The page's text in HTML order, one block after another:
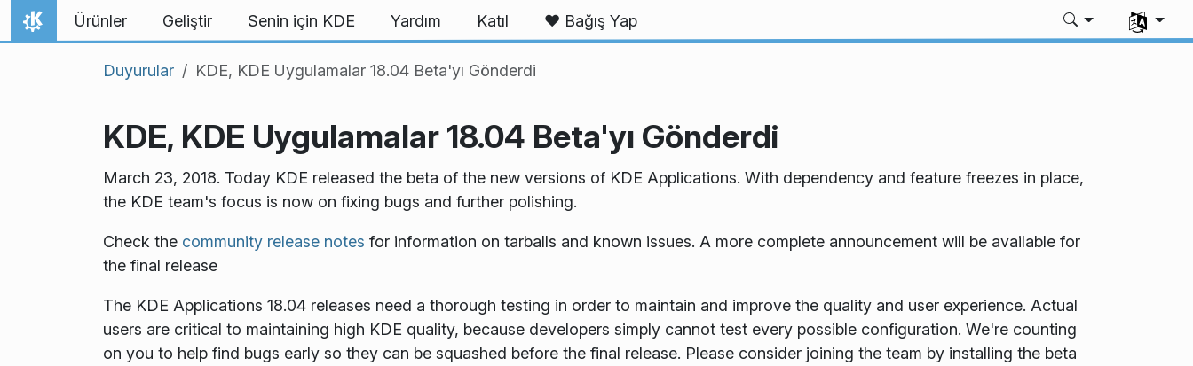
İçeriğe atla
Ana Sayfa
Ürünler Geliştir Senin için KDE Yardım Katıl ❤️ Bağış Yap
Dili seç
Duyurular KDE, KDE Uygulamalar 18.04 Beta'yı Gönderdi
KDE, KDE Uygulamalar 18.04 Beta'yı Gönderdi
March 23, 2018. Today KDE released the beta of the new versions of KDE Applications. With dependency and feature freezes in place,
the KDE team's focus is now on fixing bugs and further polishing.
Check the community release notes for information on tarballs and known issues. A more complete announcement will be available for
the final release
The KDE Applications 18.04 releases need a thorough testing in order to maintain and improve the quality and user experience. Actual
users are critical to maintaining high KDE quality, because developers simply cannot test every possible configuration. We're counting
on you to help find bugs early so they can be squashed before the final release. Please consider joining the team by installing the beta